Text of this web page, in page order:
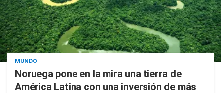
MUNDO
Noruega pone en la mira una tierra de
América Latina con una inversión de más